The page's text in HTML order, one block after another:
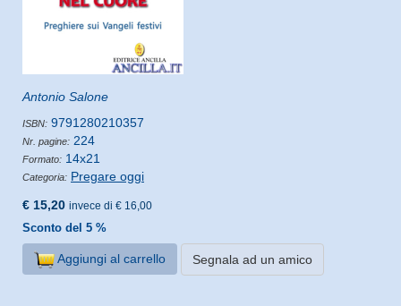
Antonio Salone
ISBN: 9791280210357
Nr. pagine: 224
Formato: 14x21
Categoria: Pregare oggi
€ 15,20 invece di € 16,00
Sconto del 5 %
Aggiungi al carrello Segnala ad un amico